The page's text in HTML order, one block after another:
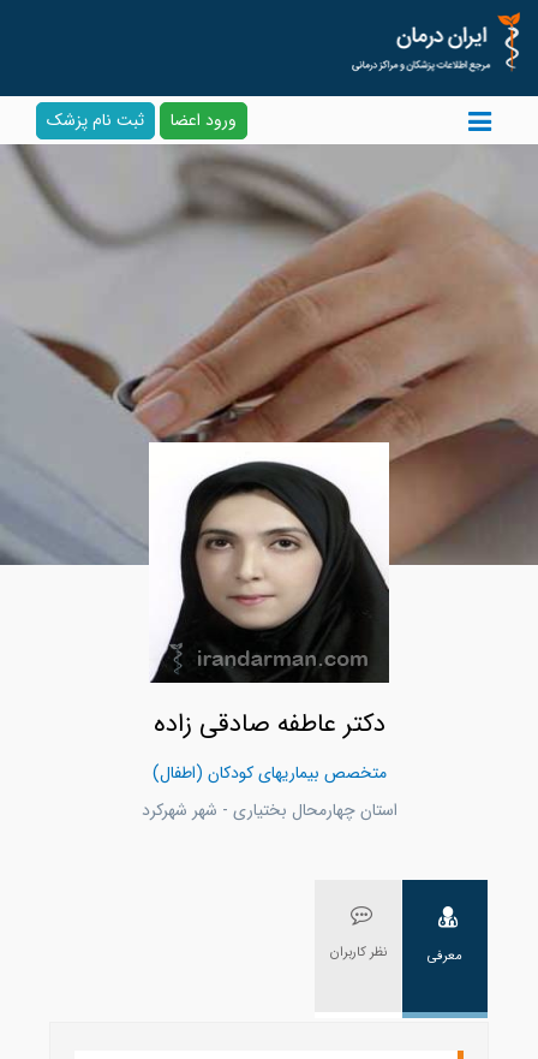
ورود اعضا ثبت نام پزشک
دکتر عاطفه صادقی زاده
متخصص بیماریهای کودکان (اطفال)
استان چهارمحال بختياری - شهر شهركرد
معرفی نظر کاربران